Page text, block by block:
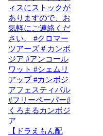
【ドラえもん配